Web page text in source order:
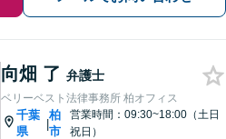
向畑 了 弁護士
ベリーベスト法律事務所 柏オフィス
千葉
県
|
柏
市
営業時間：09:30~18:00（土日
祝日）